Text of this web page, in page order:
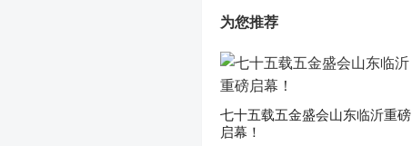
为您推荐
七十五载五金盛会山东临沂重磅
启幕！